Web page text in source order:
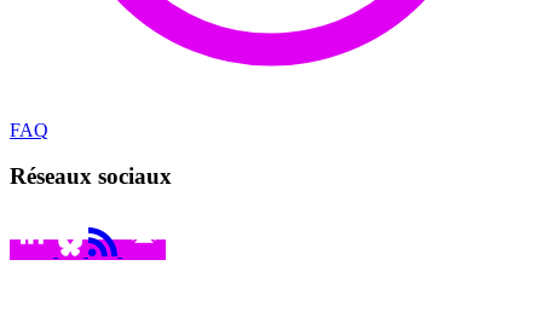
FAQ
Réseaux sociaux